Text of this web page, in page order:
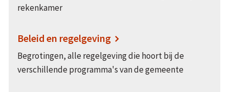
rekenkamer
Beleid en regelgeving
Begrotingen, alle regelgeving die hoort bij de
verschillende programma's van de gemeente